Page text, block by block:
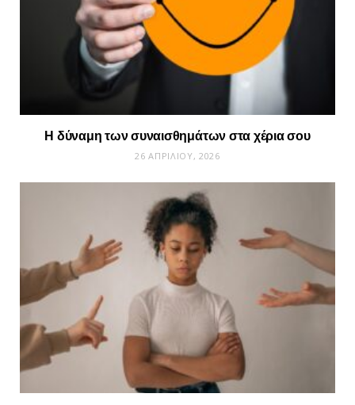
Η δύναμη των συναισθημάτων στα χέρια σου
26 ΑΠΡΙΛΊΟΥ, 2026